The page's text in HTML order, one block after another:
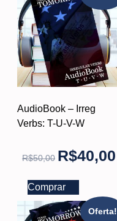
AudioBook – Irreg
Verbs: T-U-V-W
R$50,00 R$40,00
Comprar
Oferta!